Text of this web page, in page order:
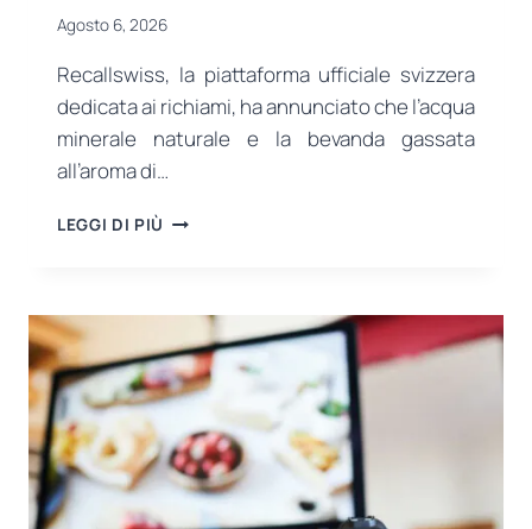
Agosto 6, 2026
Recallswiss, la piattaforma ufficiale svizzera
dedicata ai richiami, ha annunciato che l’acqua
minerale naturale e la bevanda gassata
all’aroma di…
LEGGI DI PIÙ
DELLA
KIZILAY
SONO
STATI
DAL
MERCATO
A
CAUSA